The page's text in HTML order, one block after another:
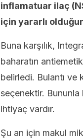
inflamatuar ilaç
için yararlı
Buna karşılık,
baharatın
belirledi. Bulantı ve
seçenektir.
ihtiyaç vardır.
Şu an için makul